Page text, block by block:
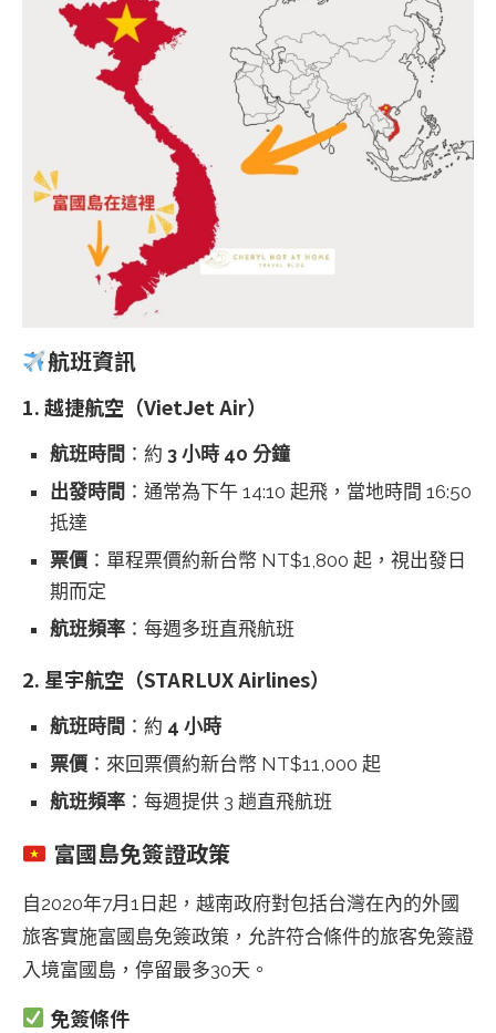
航班資訊
1.越捷航空（VietJet Air）
航班時間 ：約 3 小時 40 分鐘
出發時間 ：通常為下午 14:10 起飛，當地時間 16:50
抵達
票價 ：單程票價約新台幣 NT$1,800 起，視出發日
期而定
航班頻率 ：每週多班直飛航班
2. 星宇航空（STARLUX Airlines）
航班時間 ：約 4 小時
票價 ：來回票價約新台幣 NT$11,000 起
航班頻率 ：每週提供 3 趟直飛航班
富國島免簽證政策
自2020年7月1日起，越南政府對包括台灣在內的外國
旅客實施富國島免簽政策，允許符合條件的旅客免簽證
入境富國島，停留最多30天。
免簽條件